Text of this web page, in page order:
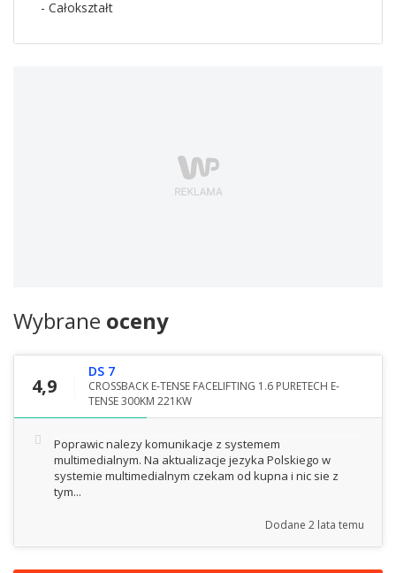
- Całokształt
Wybrane oceny
4,9
DS 7
CROSSBACK E-TENSE FACELIFTING 1.6 PURETECH E-
TENSE 300KM 221KW
Poprawic nalezy komunikacje z systemem
multimedialnym. Na aktualizacje jezyka Polskiego w
systemie multimedialnym czekam od kupna i nic sie z
tym...
Dodane 2 lata temu